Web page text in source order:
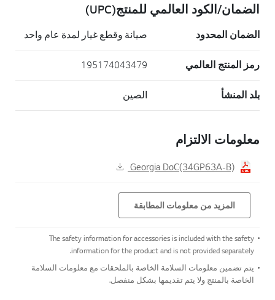
الضمان/الكود العالمي للمنتج(UPC)
الضمان المحدود صيانة وقطع غيار لمدة عام واحد
رمز المنتج العالمي 195174043479
بلد المنشأ الصين
معلومات الالتزام
Georgia DoC(34GP63A-B)
المزيد من معلومات المطابقة
The safety information for accessories is included with the safety
information for the product and is not provided separately.
يتم تضمين معلومات السلامة الخاصة بالملحقات مع معلومات السلامة
الخاصة بالمنتج ولا يتم تقديمها بشكل منفصل.